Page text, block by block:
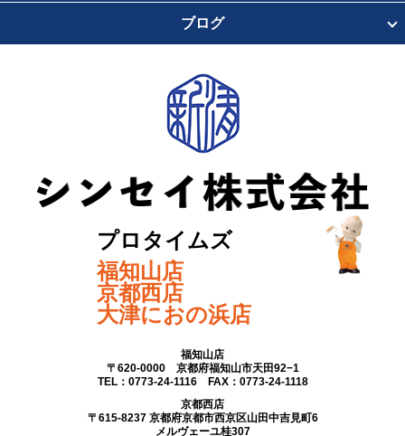
ブログ
プロタイムズ
福知山店
京都西店
大津におの浜店
福知山店
〒620-0000 京都府福知山市天田92−1
TEL：0773-24-1116 FAX：0773-24-1118
京都西店
〒615-8237 京都府京都市西京区山田中吉見町6
メルヴェーユ桂307